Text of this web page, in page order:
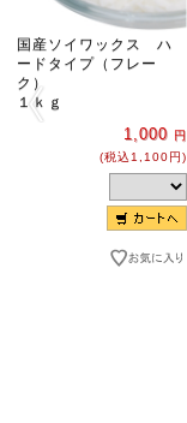
国産ソイワックス ハ
ードタイプ（フレー
ク）
１ｋｇ
1,000 円
(税込1,100円)